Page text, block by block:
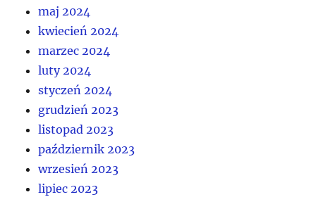
maj 2024
kwiecień 2024
marzec 2024
luty 2024
styczeń 2024
grudzień 2023
listopad 2023
październik 2023
wrzesień 2023
lipiec 2023